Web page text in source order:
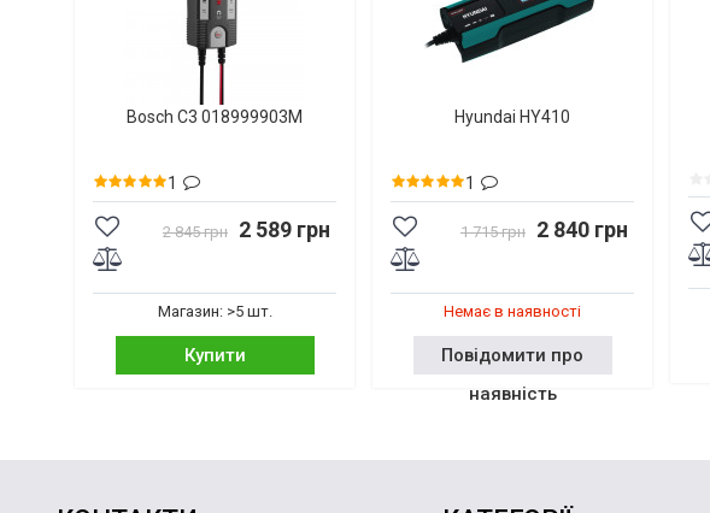
Bosch C3 018999903M
1
2 845 грн 2 589 грн
Магазин: >5 шт.
Купити
Hyundai HY410
1
1 715 грн 2 840 грн
Немає в наявності
Повідомити про
наявність